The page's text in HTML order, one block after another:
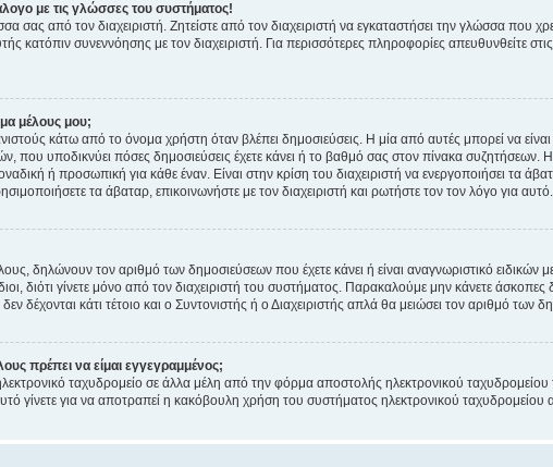
με τις γλώσσες του συστήματος!
σας από τον διαχειριστή. Ζητείστε από τον διαχειριστή να εγκαταστήσει την γλώσσα που
κατόπιν συνεννόησης με τον διαχειριστή. Για περισσότερες πληροφορίες απευθυνθείτε
μέλους μου;
κάτω από το όνομα χρήστη όταν βλέπει δημοσιεύσεις. Η μία από αυτές μπορεί να
που υποδικνύει πόσες δημοσιεύσεις έχετε κάνει ή το βαθμό σας στον πίνακα συζητήσεων.
ή προσωπική για κάθε έναν. Είναι στην κρίση του διαχειριστή να ενεργοποιήσει τα
τα άβαταρ, επικοινωνήστε με τον διαχειριστή και ρωτήστε τον τον λόγο για αυτό.
δηλώνουν τον αριθμό των δημοσιεύσεων που έχετε κάνει ή είναι αναγνωριστικό ειδικών
διότι γίνετε μόνο από τον διαχειριστή του συστήματος. Παρακαλούμε μην κάνετε
δέχονται κάτι τέτοιο και ο Συντονιστής ή ο Διαχειριστής απλά θα μειώσει τον αριθμό των
πρέπει να είμαι εγγεγραμμένος;
ταχυδρομείο σε άλλα μέλη από την φόρμα αποστολής ηλεκτρονικού
Αυτό γίνετε για να αποτραπεί η κακόβουλη χρήση του συστήματος ηλεκτρονικού